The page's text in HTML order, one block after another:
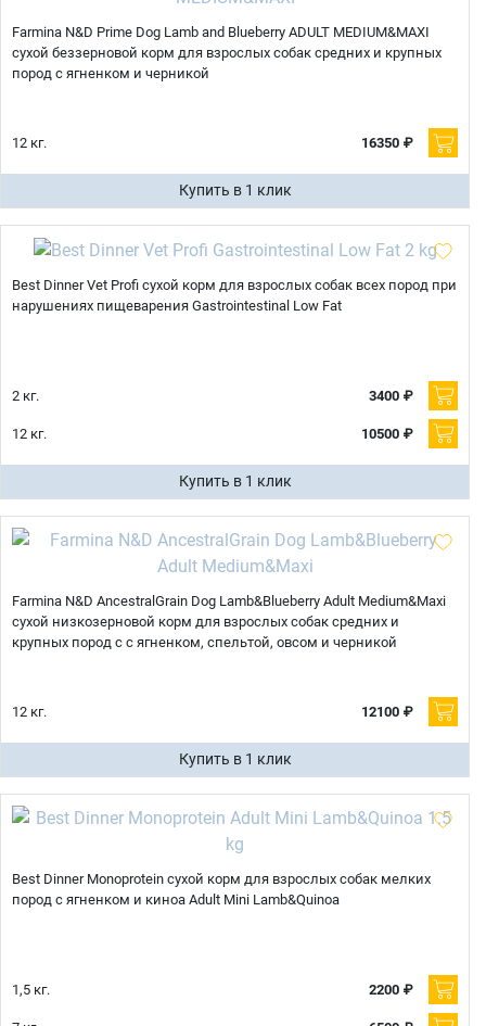
Farmina N&D Prime Dog Lamb and Blueberry ADULT MEDIUM&MAXI
сухой беззерновой корм для взрослых собак средних и крупных
пород с ягненком и черникой
12 кг. 16350 ₽
Купить в 1 клик
Best Dinner Vet Profi сухой корм для взрослых собак всех пород при
нарушениях пищеварения Gastrointestinal Low Fat
2 кг. 3400 ₽
12 кг. 10500 ₽
Купить в 1 клик
Farmina N&D AncestralGrain Dog Lamb&Blueberry Adult Medium&Maxi
сухой низкозерновой корм для взрослых собак средних и
крупных пород с с ягненком, спельтой, овсом и черникой
12 кг. 12100 ₽
Купить в 1 клик
Best Dinner Monoprotein сухой корм для взрослых собак мелких
пород с ягненком и киноа Adult Mini Lamb&Quinoa
1,5 кг. 2200 ₽